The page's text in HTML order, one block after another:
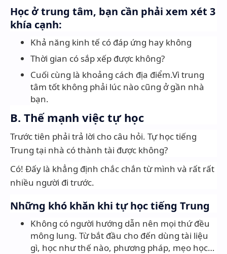
Học ở trung tâm, bạn cần phải xem xét 3
khía cạnh:
Khả năng kinh tế có đáp ứng hay không
Thời gian có sắp xếp được không?
Cuối cùng là khoảng cách địa điểm.Vì trung
tâm tốt không phải lúc nào cũng ở gần nhà
bạn.
B. Thế mạnh việc tự học
Trước tiên phải trả lời cho câu hỏi. Tự học tiếng
Trung tại nhà có thành tài được không?
Có! Đấy là khẳng định chắc chắn từ mình và rất rất
nhiều người đi trước.
Những khó khăn khi tự học tiếng Trung
Không có người hướng dẫn nên mọi thứ đều
mông lung. Từ bắt đầu cho đến dùng tài liệu
gì, học như thế nào, phương pháp, mẹo học…